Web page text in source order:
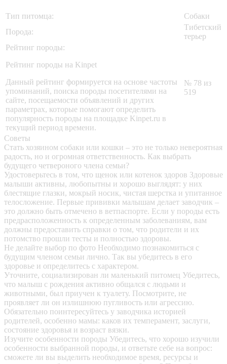
Тип питомца:
Собаки
Порода:
Тибетский
терьер
Рейтинг породы:
Рейтинг породы на Kinpet
Данный рейтинг формируется на основе частоты
упоминаний, поиска породы посетителями на
сайте, посещаемости объявлений и других
параметрах, которые помогают определить
популярность породы на площадке Kinpet.ru в
текущий период времени.
№ 78 из
519
Советы
Стать хозяином собаки или кошки – это не только невероятная
радость, но и огромная ответственность. Как выбрать
будущего четвероного члена семьи?
Удостоверьтесь в том, что щенок или котенок здоров Здоровые
малыши активны, любопытны и хорошо выглядят: у них
блестящие глазки, мокрый носик, чистая шерстка и упитанное
телосложение. Первые прививки малышам делает заводчик –
это должно быть отмечено в ветпаспорте. Если у породы есть
предрасположенность к определенным заболеваниям, вам
должны предоставить справки о том, что родители и их
потомство прошли тесты и полностью здоровы.
Не делайте выбор по фото Необходимо познакомиться с
будущим членом семьи лично. Так вы убедитесь в его
здоровье и определитесь с характером.
Уточните, социализирован ли маленький питомец Убедитесь,
что малыш с рождения активно общался с людьми и
животными, был приучен к туалету. Посмотрите, не
проявляет ли он излишнюю пугливость или агрессию.
Обязательно поинтересуйтесь у заводчика историей
родителей, особенно мамы: каков их темперамент, заслуги,
состояние здоровья и возраст вязки.
Изучите особенности породы Убедитесь, что хорошо изучили
особенности выбранной породы, и ответьте себе на вопрос:
сможете ли вы выделить необходимое время, ресурсы и